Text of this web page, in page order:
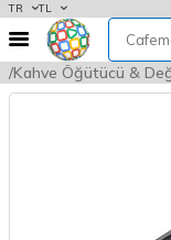
TR TL
Kahve Öğütücü &